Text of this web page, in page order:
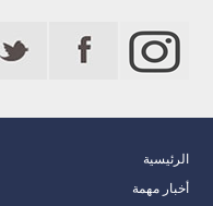
الرئيسية
أخبار مهمة